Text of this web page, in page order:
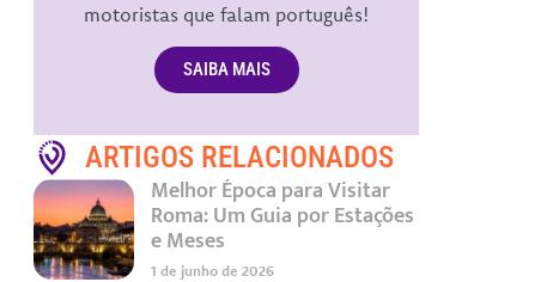
motoristas que falam português!
SAIBA MAIS
ARTIGOS RELACIONADOS
Melhor Época para Visitar
Roma: Um Guia por Estações
e Meses
1 de junho de 2026